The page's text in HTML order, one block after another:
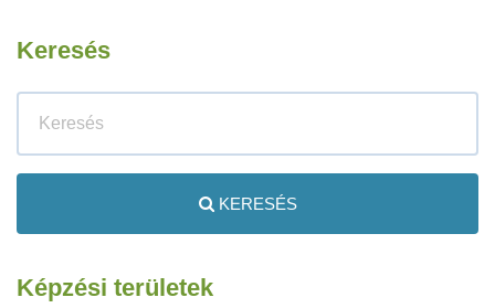
Keresés
KERESÉS
Képzési területek